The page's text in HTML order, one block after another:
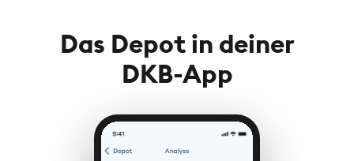
Das Depot in deiner
DKB-App